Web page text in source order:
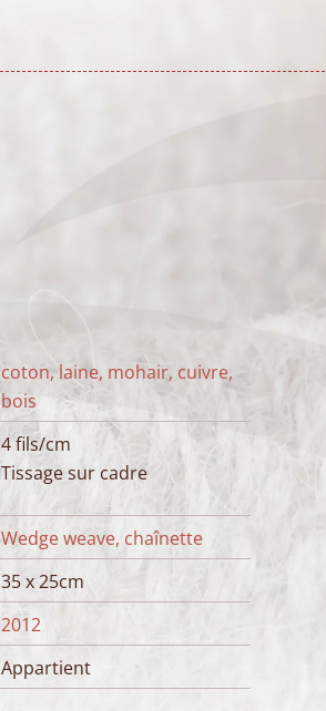
coton, laine, mohair, cuivre,
bois
4 fils/cm
Tissage sur cadre
Wedge weave, chaînette
35 x 25cm
2012
Appartient